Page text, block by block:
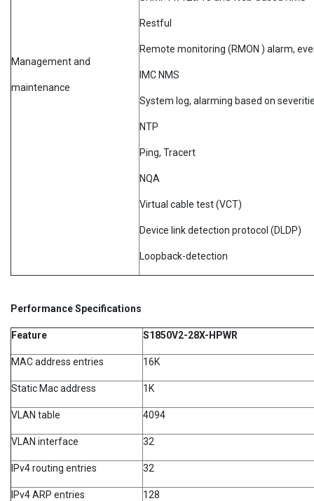
Management and
maintenance
Restful
Remote monitoring (RMON ) alarm,
IMC NMS
System log, alarming based on
NTP
Ping, Tracert
NQA
Virtual cable test (VCT)
Device link detection protocol (DLDP)
Loopback-detection
Performance Specifications
Feature S1850V2-28X-HPWR
MAC address entries 16K
Static Mac address 1K
VLAN table 4094
VLAN interface 32
IPv4 routing entries 32
IPv4 ARP entries 128